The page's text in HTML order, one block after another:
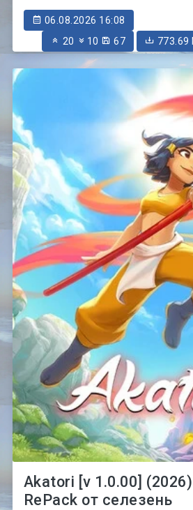
06.08.2026 16:08
20
10 67 773.69
Akatori [v 1.0.00] (2026)
RePack от селезень